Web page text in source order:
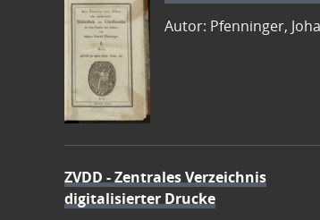
Autor: Pfenninger,
ZVDD - Zentrales Verzeichnis
digitalisierter Drucke